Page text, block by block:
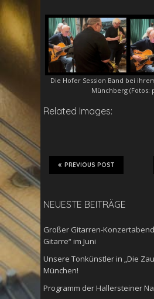
Die Hofer Session Band bei
Münchberg (Fotos:
Related Images:
PREVIOUS POST
NEUESTE BEITRÄGE
Großer Gitarren-
Gitarre“ im Juni
Unsere Tonkünstler in „Die
München!
Programm der Hallersteiner